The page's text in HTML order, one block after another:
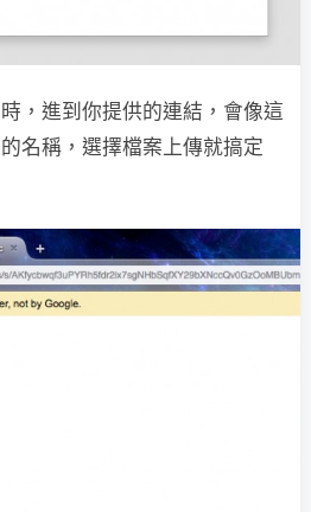
，進到你提供的連結，會像這
名稱，選擇檔案上傳就搞定